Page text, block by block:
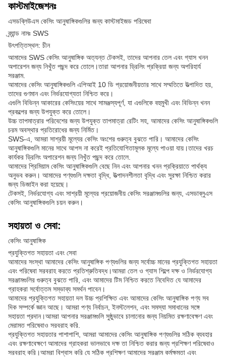
কাস্টমাইজেশনঃ
এসডব্লিউএস কেসিং আনুষাঙ্গিকগুলির জন্য কাস্টমাইজড পরিষেবা
ব্র্যান্ড নামঃ SWS
উৎপত্তিস্থল: চীন
আমাদের SWS কেসিং আনুষাঙ্গিক অত্যন্ত টেকসই, তাদের আপনার তেল এবং গ্যাস খনন
অপারেশন জন্য নিখুঁত পছন্দ করে তোলে।তারা আপনার ড্রিলিং প্রক্রিয়া জন্য অপরিহার্য
সরঞ্জাম.
আমাদের কেসিং আনুষাঙ্গিকগুলি এপিআই 10 ডি প্রয়োজনীয়তার সাথে সম্মতিতে উত্পাদিত হয়,
তাদের গুণমান এবং নির্ভরযোগ্যতা নিশ্চিত করে।
এগুলি বিভিন্ন আকারের কেসিংয়ের সাথে সামঞ্জস্যপূর্ণ, যা এগুলিকে বহুমুখী এবং বিভিন্ন খনন
প্রকল্পের জন্য উপযুক্ত করে তোলে।
উচ্চ তাপমাত্রার পরিবেশের জন্য উপযুক্ত তাপমাত্রা রেটিং সহ, আমাদের কেসিং আনুষাঙ্গিকগুলি
চরম অবস্থার প্রতিরোধের জন্য নির্মিত।
SWS-এ, আমরা সাশ্রয়ী মূল্যের কেসিং অংশের গুরুত্ব বুঝতে পারি। আমাদের কেসিং
আনুষাঙ্গিকগুলি মানের সাথে আপস না করেই প্রতিযোগিতামূলক মূল্যে পাওয়া যায়।তাদের খরচ
কার্যকর ড্রিলিং অপারেশন জন্য নিখুঁত পছন্দ করে তোলে.
আমাদের প্রিমিয়াম কেসিং আনুষাঙ্গিকগুলি বেছে নিন এবং আপনার খনন প্রক্রিয়াতে পার্থক্য
অনুভব করুন। আমাদের পণ্যগুলি দক্ষতা বৃদ্ধি, উত্পাদনশীলতা বৃদ্ধি এবং সুরক্ষা নিশ্চিত করার
জন্য ডিজাইন করা হয়েছে।
টেকসই, নির্ভরযোগ্য এবং সাশ্রয়ী মূল্যের প্রয়োজনীয় কেসিং সরঞ্জামগুলির জন্য, এসডাব্লুএস
কেসিং আনুষাঙ্গিকগুলি চয়ন করুন।
সহায়তা ও সেবা:
কেসিং আনুষাঙ্গিক
প্রযুক্তিগত সহায়তা এবং সেবা
আমাদের সংস্থা আমাদের কেসিং আনুষাঙ্গিক পণ্যগুলির জন্য সর্বোচ্চ মানের প্রযুক্তিগত সহায়তা
এবং পরিষেবা সরবরাহ করতে প্রতিশ্রুতিবদ্ধ।আমরা তেল ও গ্যাস শিল্পে দক্ষ ও নির্ভরযোগ্য
সরঞ্জামগুলির গুরুত্ব বুঝতে পারি, এবং আমাদের টিম নিশ্চিত করতে নিবেদিত যে আমাদের
গ্রাহকরা সর্বোত্তম সম্ভাব্য সমর্থন পাবেন।
আমাদের প্রযুক্তিগত সহায়তা দল উচ্চ প্রশিক্ষিত এবং আমাদের কেসিং আনুষাঙ্গিক পণ্য সব
দিক সম্পর্কে জ্ঞান আছে। আমরা পণ্য নির্বাচন, ইনস্টলেশন, এবং সমস্যা সমাধানের সঙ্গে
সহায়তা প্রদান।আমরা আপনার সরঞ্জামগুলি সুষ্ঠুভাবে চালানোর জন্য নিয়মিত রক্ষণাবেক্ষণ এবং
মেরামত পরিষেবাও সরবরাহ করি.
প্রযুক্তিগত সহায়তার পাশাপাশি, আমরা আমাদের কেসিং আনুষাঙ্গিক পণ্যগুলির সঠিক ব্যবহার
এবং রক্ষণাবেক্ষণে আমাদের গ্রাহকরা ভালভাবে দক্ষ তা নিশ্চিত করার জন্য প্রশিক্ষণ পরিষেবাও
সরবরাহ করি।আমরা বিশ্বাস করি যে সঠিক প্রশিক্ষণ আমাদের সরঞ্জাম কর্মক্ষমতা এবং